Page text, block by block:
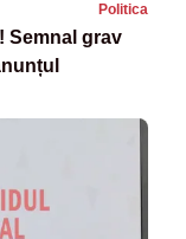
Politica
Semnal grav